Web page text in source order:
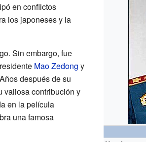
en conflictos
los japoneses y la
Sin embargo, fue
Mao Zedong y
después de su
valiosa contribución y
en la película
una famosa